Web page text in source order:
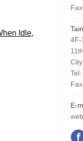
Idle,
4F-
E-